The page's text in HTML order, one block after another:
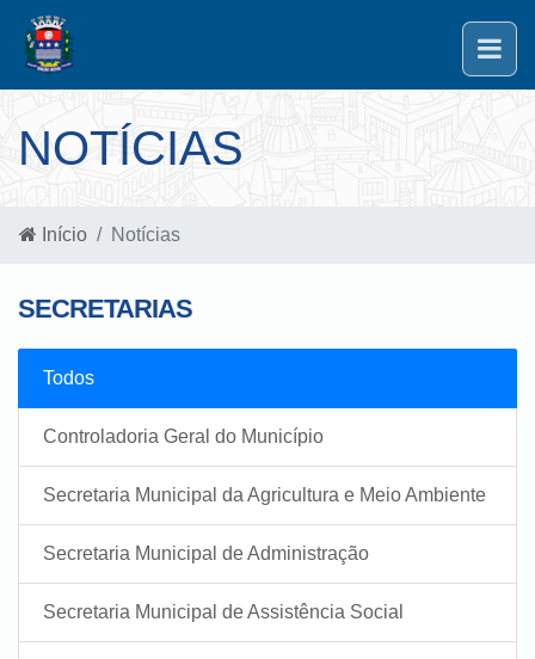
NOTÍCIAS
Início Notícias
SECRETARIAS
Todos
Controladoria Geral do Município
Secretaria Municipal da Agricultura e Meio Ambiente
Secretaria Municipal de Administração
Secretaria Municipal de Assistência Social